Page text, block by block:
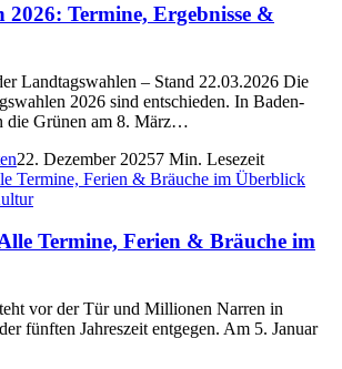
2026: Termine, Ergebnisse &
Landtagswahlen – Stand 22.03.2026 Die
2026 sind entschieden. In Baden-
die Grünen am 8. März…
22. Dezember 20257 Min. Lesezeit
Termine, Ferien & Bräuche im
vor der Tür und Millionen Narren in
fünften Jahreszeit entgegen. Am 5. Januar